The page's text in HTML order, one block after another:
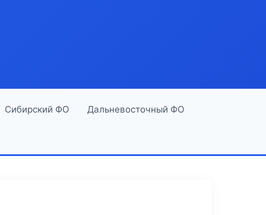
Сибирский ФО Дальневосточный ФО